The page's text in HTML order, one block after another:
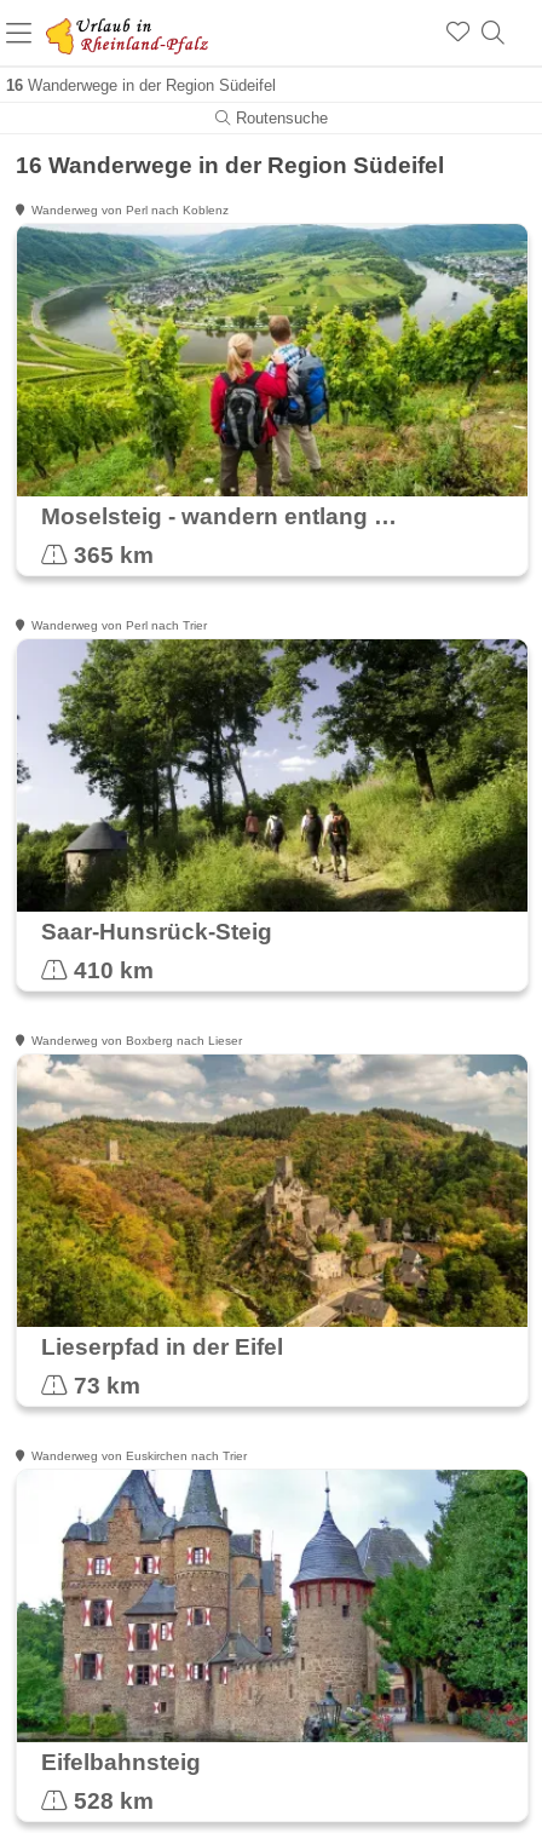
16 Wanderwege in der Region Südeifel
Routensuche
+1.500 Unterkünfte in Rheinland-Pfalz
+1.000 Sehenswürdigkeiten
16 Wanderwege in der Region Südeifel
Wanderweg von Perl nach Koblenz
Moselsteig - wandern entlang der Mosel
365 km
Wanderweg von Perl nach Trier
Saar-Hunsrück-Steig
410 km
Wanderweg von Boxberg nach Lieser
Lieserpfad in der Eifel
73 km
Wanderweg von Euskirchen nach Trier
Eifelbahnsteig
528 km